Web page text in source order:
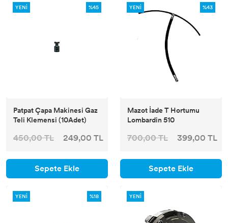
YENİ %45
Patpat Çapa Makinesi Gaz
Teli Klemensi (10Adet)
450,00 TL 249,00 TL
Sepete Ekle
YENİ %43
Mazot İade T Hortumu
Lombardin 510
700,00 TL 399,00 TL
Sepete Ekle
YENİ %18 YENİ